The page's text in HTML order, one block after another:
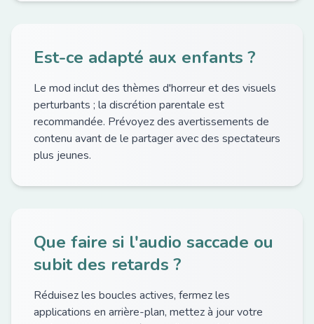
Est-ce adapté aux enfants ?
Le mod inclut des thèmes d'horreur et des visuels
perturbants ; la discrétion parentale est
recommandée. Prévoyez des avertissements de
contenu avant de le partager avec des spectateurs
plus jeunes.
Que faire si l'audio saccade ou
subit des retards ?
Réduisez les boucles actives, fermez les
applications en arrière-plan, mettez à jour votre